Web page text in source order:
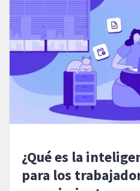
¿Qué es la
para los